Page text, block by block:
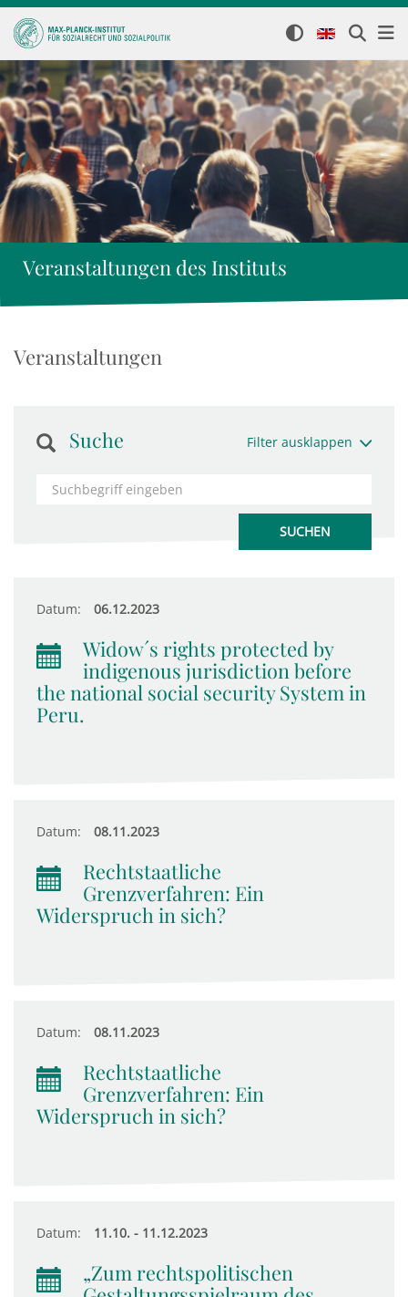
Veranstaltungen des Instituts
Veranstaltungen
Suche Filter ausklappen
Datum: 06.12.2023
Widow´s rights protected by
indigenous jurisdiction before
the national social security System in
Peru.
Datum: 08.11.2023
Rechtstaatliche
Grenzverfahren: Ein
Widerspruch in sich?
Datum: 08.11.2023
Rechtstaatliche
Grenzverfahren: Ein
Widerspruch in sich?
Datum: 11.10. - 11.12.2023
„Zum rechtspolitischen